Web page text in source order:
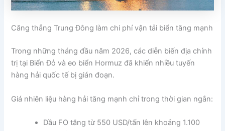
Căng thẳng Trung Đông làm chi phí vận tải biển tăng mạnh
Trong những tháng đầu năm 2026, các diễn biến địa chính
trị tại Biển Đỏ và eo biển Hormuz đã khiến nhiều tuyến
hàng hải quốc tế bị gián đoạn.
Giá nhiên liệu hàng hải tăng mạnh chỉ trong thời gian ngắn:
Dầu FO tăng từ 550 USD/tấn lên khoảng 1.100